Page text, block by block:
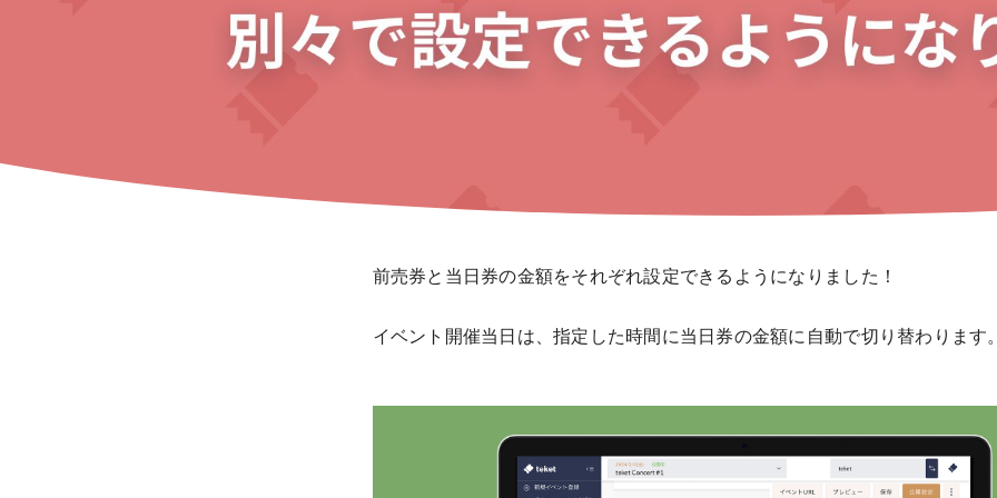
前売券と当日券の金額をそれぞれ設定できるようになりました！
イベント開催当日は、指定した時間に当日券の金額に自動で切り替わります